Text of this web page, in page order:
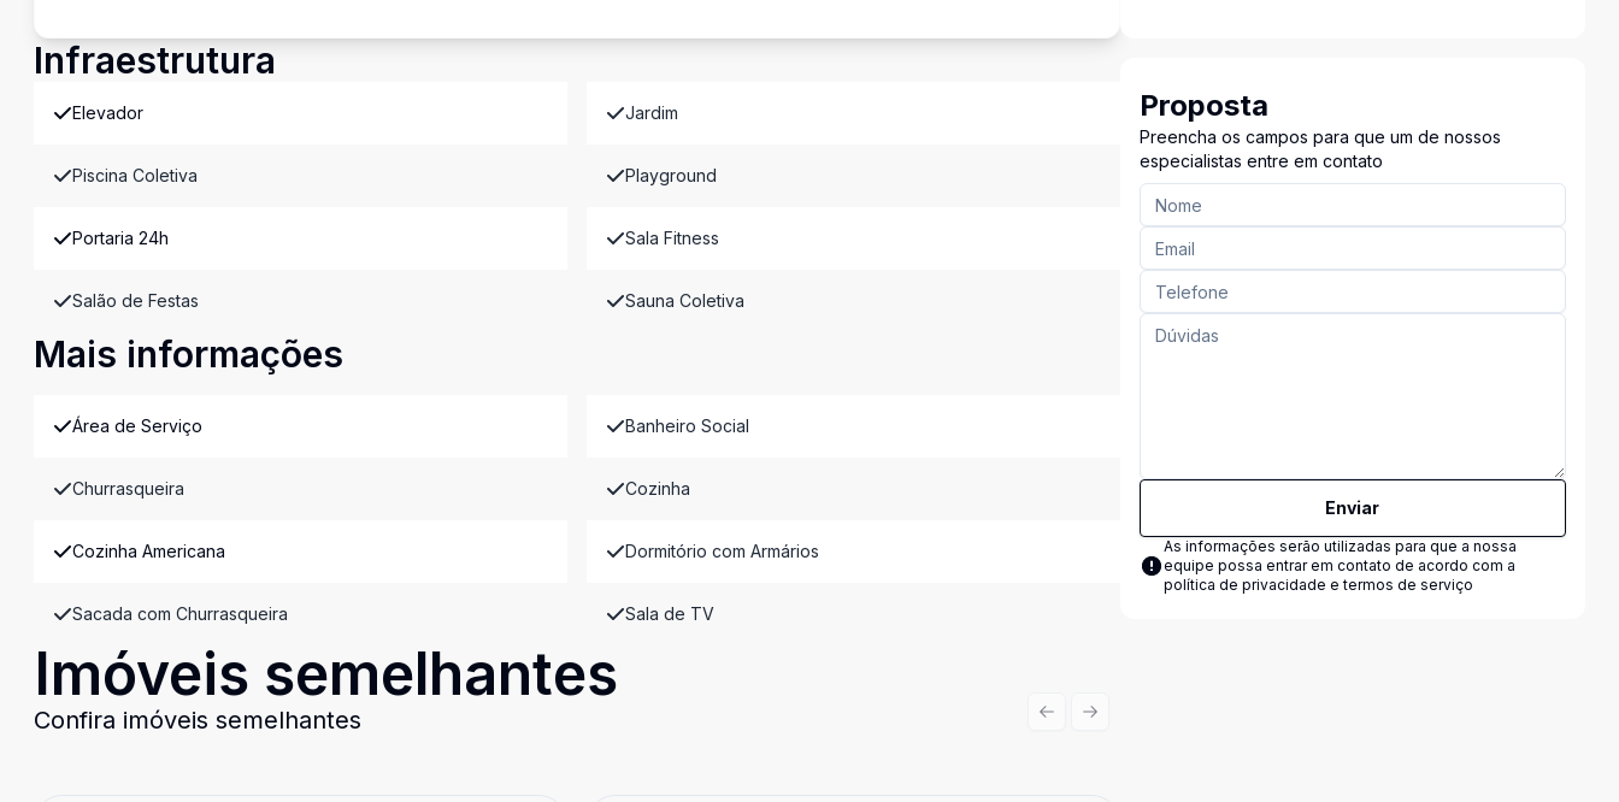
Infraestrutura
Elevador Jardim
Piscina Coletiva Playground
Portaria 24h Sala Fitness
Salão de Festas Sauna Coletiva
Mais informações
Área de Serviço Banheiro Social
Churrasqueira Cozinha
Cozinha Americana Dormitório com Armários
Sacada com Churrasqueira Sala de TV
Imóveis semelhantes
Confira imóveis semelhantes Previous slide
Next slide
Proposta
Preencha os campos para que um de nossos
especialistas entre em contato
Enviar
As informações serão utilizadas para que a nossa
equipe possa entrar em contato de acordo com a
política de privacidade e termos de serviço